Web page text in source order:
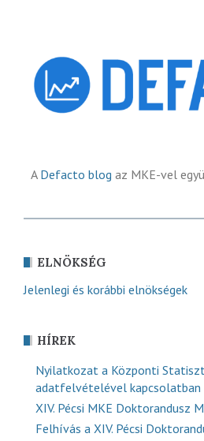
A Defacto blog az MKE-vel
ELNÖKSÉG
Jelenlegi és korábbi elnökségek
HÍREK
Nyilatkozat a Központi
adatfelvételével kapcsolatban
XIV. Pécsi MKE Doktorandusz
Felhívás a XIV. Pécsi